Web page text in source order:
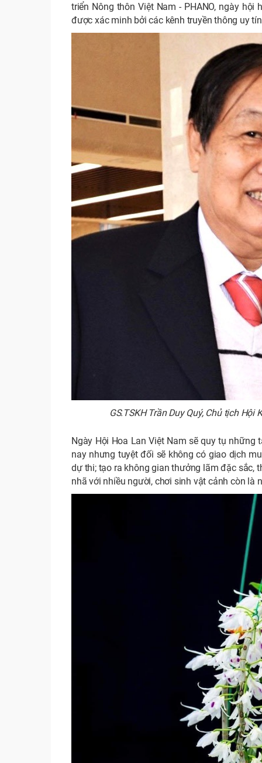
triển Nông thôn Việt Nam - PHANO, ngày
được xác minh bởi các kênh truyền thông uy
GS.TSKH Trần Duy Quý, Chủ tịch
Ngày Hội Hoa Lan Việt Nam sẽ quy tụ
nay nhưng tuyệt đối sẽ không có giao dịch
dự thi; tạo ra không gian thưởng lãm đặc sắc,
nhã với nhiều người, chơi sinh vật cảnh còn là